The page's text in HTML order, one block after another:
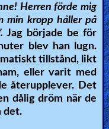
Herren förde mig
min kropp håller på
Jag började be för
blev han lugn.
tillstånd, likt
eller varit med
återupplever. Det
dålig dröm när de
det.